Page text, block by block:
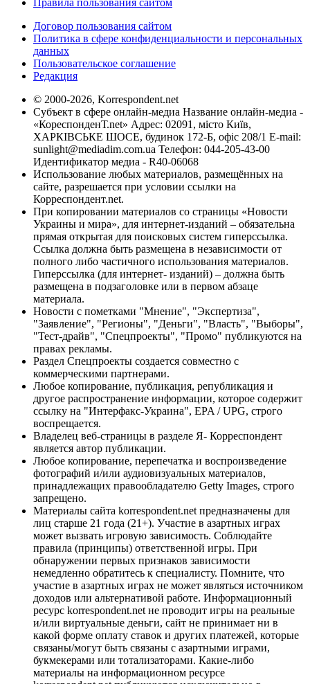
Договор пользования сайтом
Политика в сфере конфиденциальности и персональных
данных
Пользовательское соглашение
Редакция
© 2000-2026, Korrespondent.net
Субъект в сфере онлайн-медиа Название онлайн-медиа -
«КореспонденТ.net» Адрес: 02091, місто Київ,
ХАРКІВСЬКЕ ШОСЕ, будинок 172-Б, офіс 208/1 E-mail:
sunlight@mediadim.com.ua Телефон: 044-205-43-00
Идентификатор медиа - R40-06068
Использование любых материалов, размещённых на
сайте, разрешается при условии ссылки на
Корреспондент.net.
При копировании материалов со страницы «Новости
Украины и мира», для интернет-изданий – обязательна
прямая открытая для поисковых систем гиперссылка.
Ссылка должна быть размещена в независимости от
полного либо частичного использования материалов.
Гиперссылка (для интернет- изданий) – должна быть
размещена в подзаголовке или в первом абзаце
материала.
Новости с пометками "Мнение", "Экспертиза",
"Заявление", "Регионы", "Деньги", "Власть", "Выборы",
"Тест-драйв", "Спецпроекты", "Промо" публикуются на
правах рекламы.
Раздел Спецпроекты создается совместно с
коммерческими партнерами.
Любое копирование, публикация, републикация и
другое распространение информации, которое содержит
ссылку на "Интерфакс-Украина", EPA / UPG, строго
воспрещается.
Владелец веб-страницы в разделе Я- Корреспондент
является автор публикации.
Любое копирование, перепечатка и воспроизведение
фотографий и/или аудиовизуальных материалов,
принадлежащих правообладателю Getty Images, строго
запрещено.
Материалы сайта korrespondent.net предназначены для
лиц старше 21 года (21+). Участие в азартных играх
может вызвать игровую зависимость. Соблюдайте
правила (принципы) ответственной игры. При
обнаружении первых признаков зависимости
немедленно обратитесь к специалисту. Помните, что
участие в азартных играх не может являться источником
доходов или альтернативой работе. Информационный
ресурс korrespondent.net не проводит игры на реальные
и/или виртуальные деньги, сайт не принимает ни в
какой форме оплату ставок и других платежей, которые
связаны/могут быть связаны с азартными играми,
букмекерами или тотализаторами. Какие-либо
материалы на информационном ресурсе